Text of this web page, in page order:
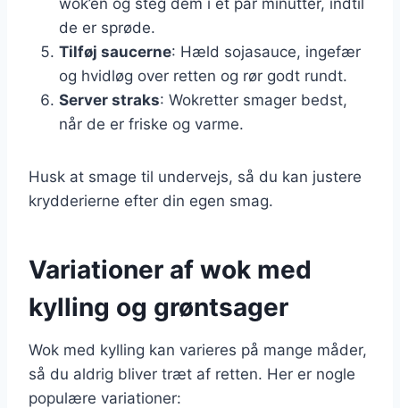
de er sprøde.
Tilføj saucerne: Hæld sojasauce, ingefær
og hvidløg over retten og rør godt rundt.
Server straks: Wokretter smager bedst,
når de er friske og varme.
Husk at smage til undervejs, så du kan justere
krydderierne efter din egen smag.
Variationer af wok med
kylling og grøntsager
Wok med kylling kan varieres på mange måder,
så du aldrig bliver træt af retten. Her er nogle
populære variationer: